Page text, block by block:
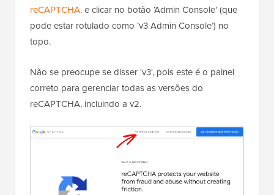
reCAPTCHA. e clicar no botão ‘Admin Console’ (que
pode estar rotulado como ‘v3 Admin Console’) no
topo.
Não se preocupe se disser 'v3', pois este é o painel
correto para gerenciar todas as versões do
reCAPTCHA, incluindo a v2.